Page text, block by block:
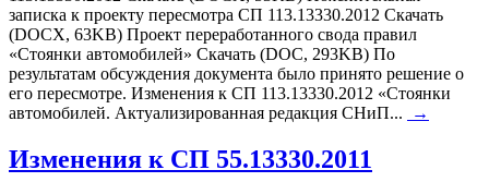
записка к проекту пересмотра СП 113.13330.2012 Скачать
(DOCX, 63KB) Проект переработанного свода правил
«Стоянки автомобилей» Скачать (DOC, 293KB) По
результатам обсуждения документа было принято решение о
его пересмотре. Изменения к СП 113.13330.2012 «Стоянки
автомобилей. Актуализированная редакция СНиП...
→
Изменения к СП 55.13330.2011